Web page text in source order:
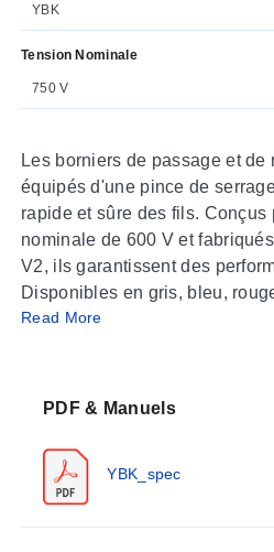
YBK
Tension Nominale
750 V
Les borniers de passage et de
équipés d'une pince de
rapide et sûre des fils. Conçus
nominale de 600 V et
V2, ils garantissent des
Disponibles en gris, bleu,
avec une gamme complète
sur rail DIN dans les
Read More
PDF & Manuels
YBK_spec